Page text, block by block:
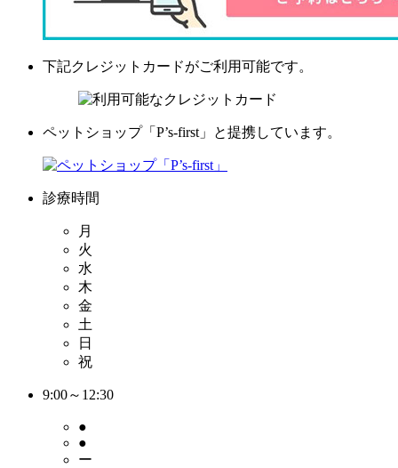
下記クレジットカードがご利用可能です。
ペットショップ「P’s-first」と提携しています。
診療時間
月
火
水
木
金
土
日
祝
9:00～12:30
●
●
ー